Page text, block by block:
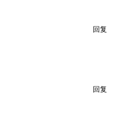
回复
回复